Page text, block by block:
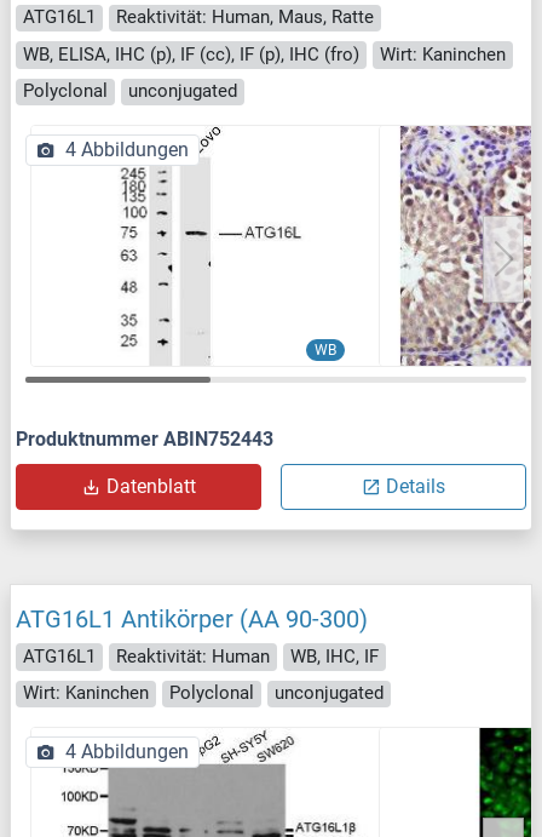
ATG16L1
Reaktivität: Human, Maus, Ratte
WB, ELISA, IHC (p), IF (cc), IF (p), IHC (fro)
Wirt: Kaninchen
Polyclonal
unconjugated
WB
4 Abbildungen
Produktnummer ABIN752443
Datenblatt Details
ATG16L1 Antikörper (AA 90-300)
ATG16L1 Reaktivität: Human
WB, IHC, IF
Wirt: Kaninchen
Polyclonal unconjugated
4 Abbildungen